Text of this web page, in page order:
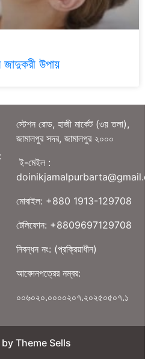
জাদুকরী উপায়
স্টেশন রোড, হাজী মার্কেট (৩য় তলা),
জামালপুর সদর, জামালপুর ২০০০
ই-মেইল :
মোবাইল: +880 1913-129708
টেলিফোন: +8809697129708
নিবন্ধন নং: (প্রক্রিয়াধীন)
আবেদনপত্রের নম্বর:
০০৬০২০.০০০০২০৭.২০২৫০৫০৭.১
Theme Sells